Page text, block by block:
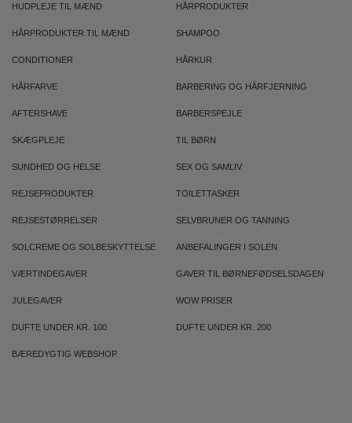
HUDPLEJE TIL MÆND HÅRPRODUKTER
HÅRPRODUKTER TIL MÆND SHAMPOO
CONDITIONER HÅRKUR
HÅRFARVE BARBERING OG HÅRFJERNING
AFTERSHAVE BARBERSPEJLE
SKÆGPLEJE TIL BØRN
SUNDHED OG HELSE SEX OG SAMLIV
REJSEPRODUKTER TOILETTASKER
REJSESTØRRELSER SELVBRUNER OG TANNING
SOLCREME OG SOLBESKYTTELSE ANBEFALINGER I SOLEN
VÆRTINDEGAVER GAVER TIL BØRNEFØDSELSDAGEN
JULEGAVER WOW PRISER
DUFTE UNDER KR. 100 DUFTE UNDER KR. 200
BÆREDYGTIG WEBSHOP